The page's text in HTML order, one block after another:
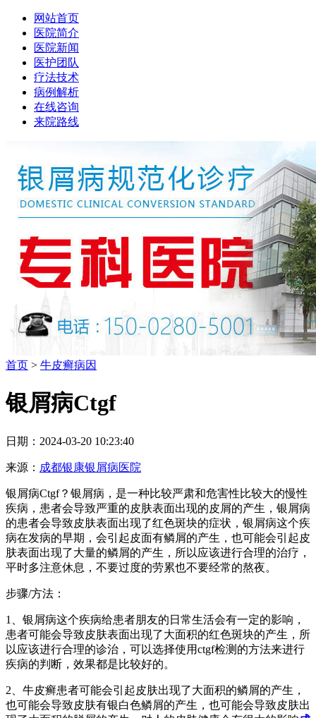
网站首页
医院简介
医院新闻
医护团队
疗法技术
病例解析
在线咨询
来院路线
首页 > 牛皮癣病因
银屑病Ctgf
日期：2024-03-20 10:23:40
来源： 成都银康银屑病医院
银屑病Ctgf？银屑病，是一种比较严肃和危害性比较大的慢性
疾病，患者会导致严重的皮肤表面出现的皮屑的产生，银屑病
的患者会导致皮肤表面出现了红色斑块的症状，银屑病这个疾
病在发病的早期，会引起皮面有鳞屑的产生，也可能会引起皮
肤表面出现了大量的鳞屑的产生，所以应该进行合理的治疗，
平时多注意休息，不要过度的劳累也不要经常的熬夜。
步骤/方法：
1、银屑病这个疾病给患者朋友的日常生活会有一定的影响，
患者可能会导致皮肤表面出现了大面积的红色斑块的产生，所
以应该进行合理的诊治，可以选择使用ctgf检测的方法来进行
疾病的判断，效果都是比较好的。
2、牛皮癣患者可能会引起皮肤出现了大面积的鳞屑的产生，
也可能会导致皮肤有银白色鳞屑的产生，也可能会导致皮肤出